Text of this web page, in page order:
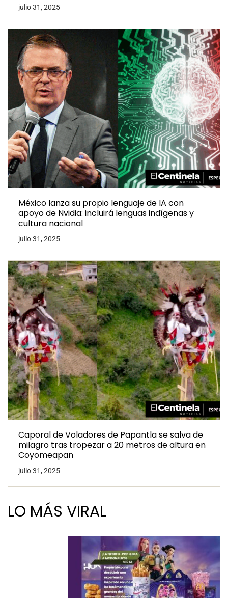
julio 31, 2025
México lanza su propio lenguaje de IA con
apoyo de Nvidia: incluirá lenguas indígenas y
cultura nacional
julio 31, 2025
Caporal de Voladores de Papantla se salva de
milagro tras tropezar a 20 metros de altura en
Coyomeapan
julio 31, 2025
LO MÁS VIRAL